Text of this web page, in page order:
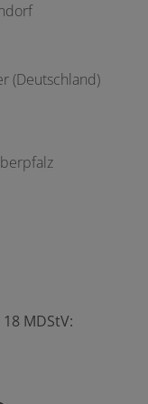
(Deutschland)
MDStV: